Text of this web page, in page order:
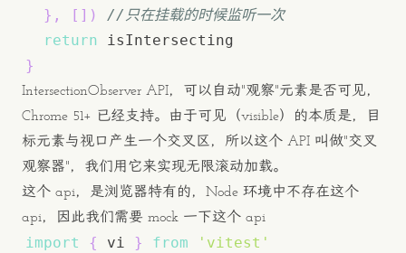
} , [ ] )
//只在挂载的时候监听一次
return
}
IntersectionObserver API，可以自动"观察"元素是否可见，
Chrome 51+ 已经支持。由于可见（visible）的本质是，目
标元素与视口产生一个交叉区，所以这个 API 叫做"交叉
观察器"，我们用它来实现无限滚动加载。
这个 api，是浏览器特有的，Node 环境中不存在这个
api，因此我们需要 mock 一下这个 api
import { vi } from 'vitest'